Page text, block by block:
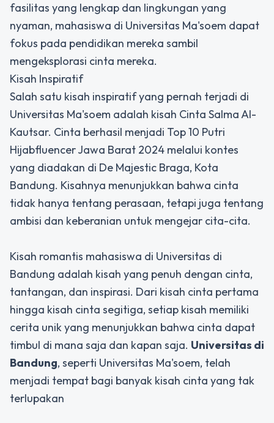
fasilitas yang lengkap dan lingkungan yang
nyaman, mahasiswa di Universitas Ma'soem dapat
fokus pada pendidikan mereka sambil
mengeksplorasi cinta mereka.
Kisah Inspiratif
Salah satu kisah inspiratif yang pernah terjadi di
Universitas Ma'soem adalah kisah Cinta Salma Al-
Kautsar. Cinta berhasil menjadi Top 10 Putri
Hijabfluencer Jawa Barat 2024 melalui kontes
yang diadakan di De Majestic Braga, Kota
Bandung. Kisahnya menunjukkan bahwa cinta
tidak hanya tentang perasaan, tetapi juga tentang
ambisi dan keberanian untuk mengejar cita-cita.
Kisah romantis mahasiswa di Universitas di
Bandung adalah kisah yang penuh dengan cinta,
tantangan, dan inspirasi. Dari kisah cinta pertama
hingga kisah cinta segitiga, setiap kisah memiliki
cerita unik yang menunjukkan bahwa cinta dapat
timbul di mana saja dan kapan saja. Universitas di
Bandung, seperti Universitas Ma'soem, telah
menjadi tempat bagi banyak kisah cinta yang tak
terlupakan